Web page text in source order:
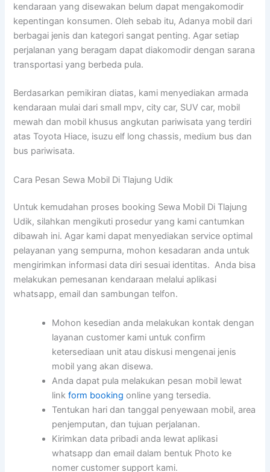
kendaraan yang disewakan belum dapat mengakomodir
kepentingan konsumen. Oleh sebab itu, Adanya mobil dari
berbagai jenis dan kategori sangat penting. Agar setiap
perjalanan yang beragam dapat diakomodir dengan sarana
transportasi yang berbeda pula.
Berdasarkan pemikiran diatas, kami menyediakan armada
kendaraan mulai dari small mpv, city car, SUV car, mobil
mewah dan mobil khusus angkutan pariwisata yang terdiri
atas Toyota Hiace, isuzu elf long chassis, medium bus dan
bus pariwisata.
Cara Pesan Sewa Mobil Di Tlajung Udik
Untuk kemudahan proses booking Sewa Mobil Di Tlajung
Udik, silahkan mengikuti prosedur yang kami cantumkan
dibawah ini. Agar kami dapat menyediakan service optimal
pelayanan yang sempurna, mohon kesadaran anda untuk
mengirimkan informasi data diri sesuai identitas. Anda bisa
melakukan pemesanan kendaraan melalui aplikasi
whatsapp, email dan sambungan telfon.
Mohon kesedian anda melakukan kontak dengan
layanan customer kami untuk confirm
ketersediaan unit atau diskusi mengenai jenis
mobil yang akan disewa.
Anda dapat pula melakukan pesan mobil lewat
linkform booking online yang tersedia.
Tentukan hari dan tanggal penyewaan mobil, area
penjemputan, dan tujuan perjalanan.
Kirimkan data pribadi anda lewat aplikasi
whatsapp dan email dalam bentuk Photo ke
nomer customer support kami.